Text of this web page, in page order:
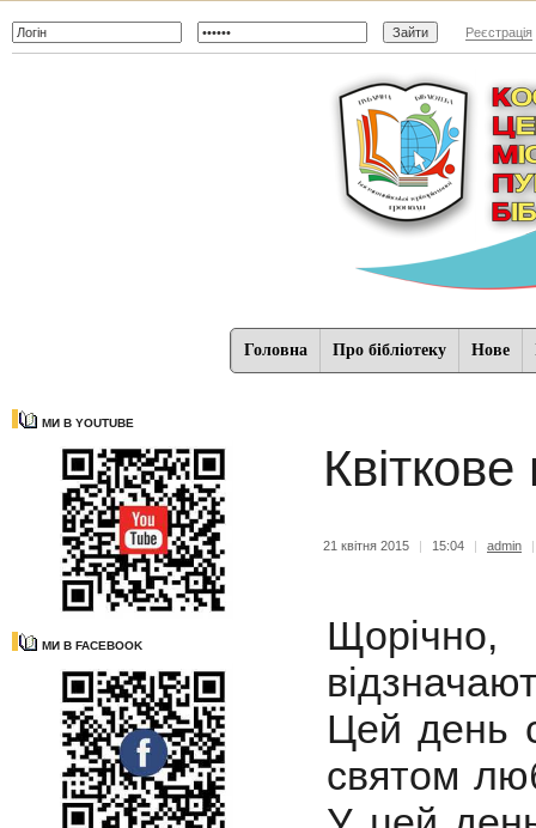
Реєстрація
Головна Про бібліотеку Нове
МИ В YOUTUBE
МИ В FACEBOOK
21 квітня 2015 | 15:04 | admin
Щорічно,
Цей день
святом